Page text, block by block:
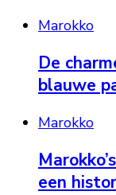
Marokko
De
blauwe
Marokko
een